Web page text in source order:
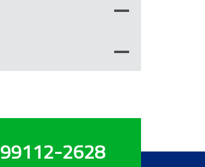
99112-2628